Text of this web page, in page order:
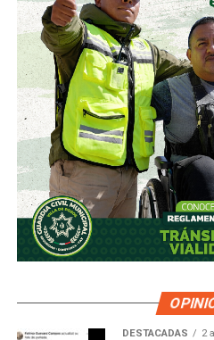
DESTACADAS 2